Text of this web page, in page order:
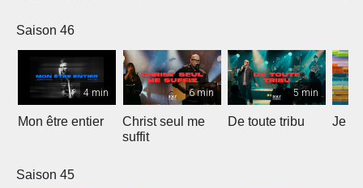
Saison 46
4 min
Mon être entier
6 min
Christ seul me
suffit
5 min
De toute tribu Je
Saison 45